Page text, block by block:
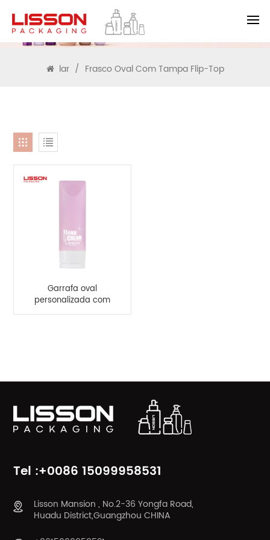
PROCURAR
lar / Frasco Oval Com Tampa Flip-Top
Garrafa oval
personalizada com
tampa flip-top de
Tel :+0086 15099958531
Lisson Mansion , No.2-36 Yongfa Road,
Huadu District,Guangzhou CHINA